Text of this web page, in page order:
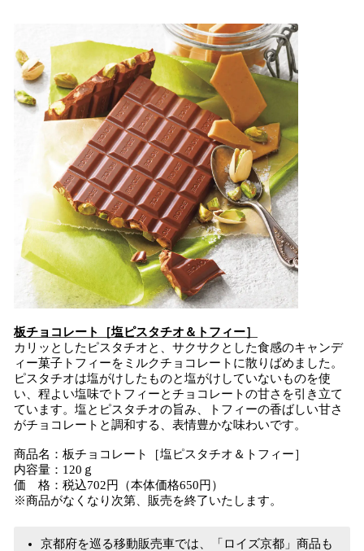
板チョコレート［塩ピスタチオ＆トフィー］
カリッとしたピスタチオと、サクサクとした食感のキャンデ
ィー菓子トフィーをミルクチョコレートに散りばめました。
ピスタチオは塩がけしたものと塩がけしていないものを使
い、程よい塩味でトフィーとチョコレートの甘さを引き立て
ています。塩とピスタチオの旨み、トフィーの香ばしい甘さ
がチョコレートと調和する、表情豊かな味わいです。
商品名：板チョコレート［塩ピスタチオ＆トフィー］
内容量：120ｇ
価 格：税込702円（本体価格650円）
※商品がなくなり次第、販売を終了いたします。
京都府を巡る移動販売車では、「ロイズ京都」商品も